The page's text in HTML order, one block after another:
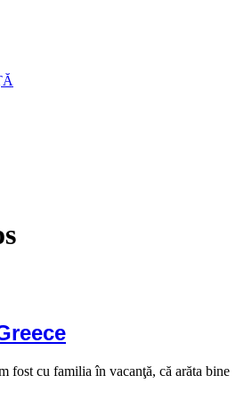
fost cu familia în vacanţă, că arăta bine